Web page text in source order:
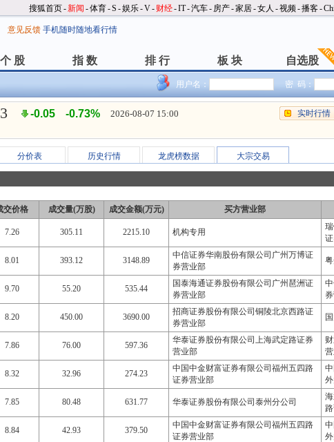
搜狐首页-新闻 -体育-S -娱乐-V- 财经-IT-汽车- 房产-家居-女人 -视频-播客-
意见反馈 手机随时随地看行情
个 股
个 股 指 数
指 数 排 行
排 行 板 块
板 块 自选股
自选股
用户名： 密 码：
-0.05 -0.73% 2026-08-07 15:00 实时行情
分价表 历史行情 龙虎榜数据 大宗交易
交价格 成交量(万股) 成交金额(万元) 买方营业部
7.26 305.11 2215.10 机构专用
8.01 393.12 3148.89
中信证券华南股份有限公司广州万博证
券营业部
9.70 55.20 535.44
国泰海通证券股份有限公司广州琶洲证
券营业部
8.20 450.00 3690.00
招商证券股份有限公司铜陵北京西路证
券营业部
7.86 76.00 597.36
华泰证券股份有限公司上海武定路证券
营业部
8.32 32.96 274.23
中国中金财富证券有限公司福州五四路
证券营业部
7.85 80.48 631.77 华泰证券股份有限公司泰州分公司
8.84 42.93 379.50
中国中金财富证券有限公司福州五四路
证券营业部